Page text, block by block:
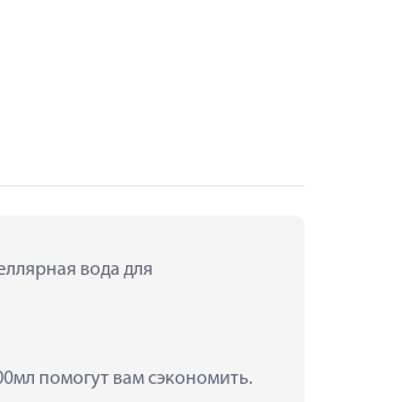
вода для
помогут вам сэкономить.